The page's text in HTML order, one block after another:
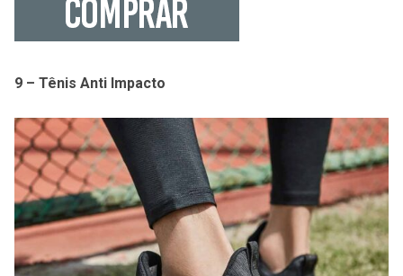
9 – Tênis Anti Impacto